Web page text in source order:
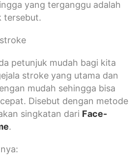
yang terganggu adalah
tersebut.
petunjuk mudah bagi kita
stroke yang utama dan
mudah sehingga bisa
Disebut dengan metode
singkatan dari Face-
.